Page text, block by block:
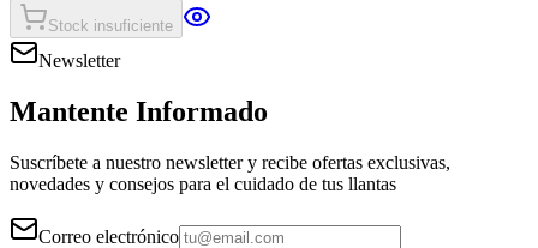
Stock insuficiente
Newsletter
Mantente Informado
Suscríbete a nuestro newsletter y recibe ofertas exclusivas,
novedades y consejos para el cuidado de tus llantas
Correo electrónico